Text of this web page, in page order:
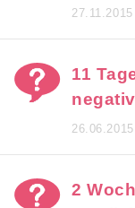
27.11.2015
11
26.06.2015
2